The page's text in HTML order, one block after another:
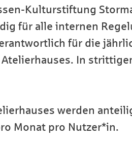
Kulturstiftung
für alle internen
für die
In
werden
Monat pro Nutzer*in.